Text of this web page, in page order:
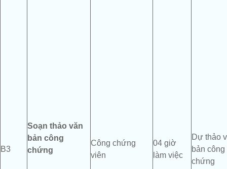
B3
Soạn thảo văn
bản công
chứng
Công chứng
viên
04 giờ
làm việc
Dự thảo
bản công
chứng